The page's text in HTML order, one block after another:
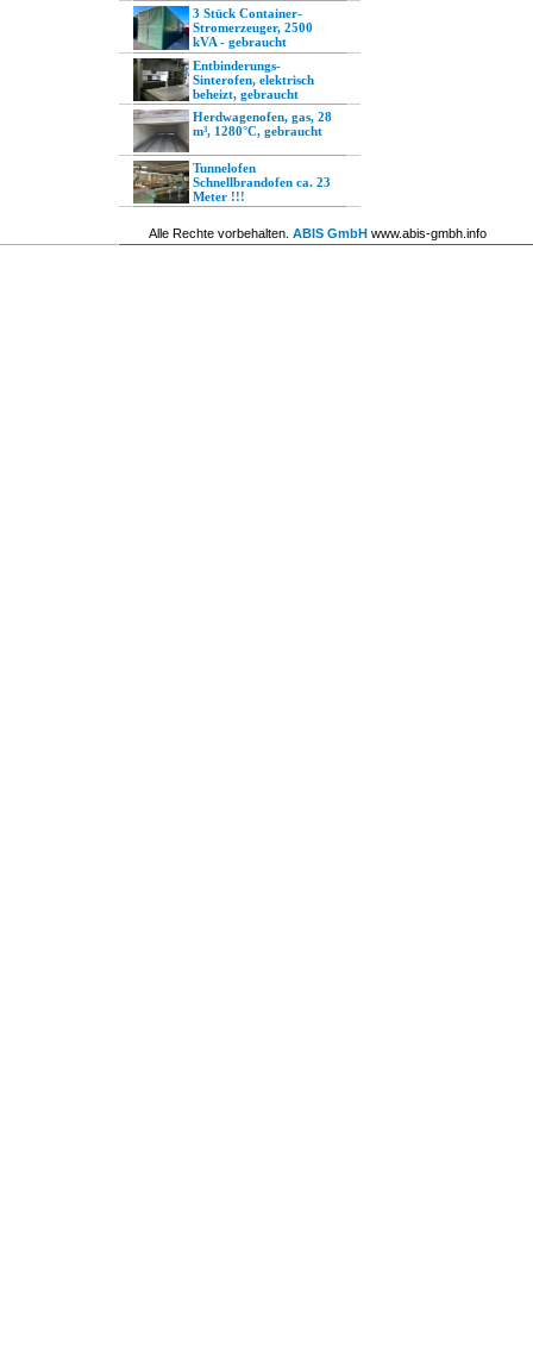
3 Stück Container-
Stromerzeuger, 2500
kVA - gebraucht
Entbinderungs-
Sinterofen, elektrisch
beheizt, gebraucht
Herdwagenofen, gas, 28
m³, 1280°C, gebraucht
Tunnelofen
Schnellbrandofen ca. 23
Meter !!!
Alle Rechte vorbehalten. ABIS GmbH www.abis-gmbh.info